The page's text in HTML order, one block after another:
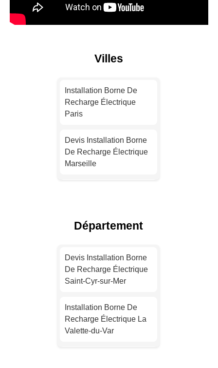
Villes
Installation Borne De
Recharge Électrique
Paris
Devis Installation Borne
De Recharge Électrique
Marseille
Toulouse
Nice
Département
Devis Installation Borne
De Recharge Électrique
Saint-Cyr-sur-Mer
Installation Borne De
Recharge Électrique La
Valette-du-Var